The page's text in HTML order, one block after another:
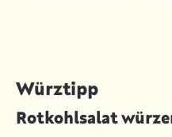
Würztipp
Rotkohlsalat